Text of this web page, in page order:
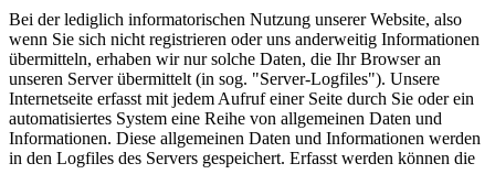
Bei der lediglich informatorischen Nutzung unserer Website, also
wenn Sie sich nicht registrieren oder uns anderweitig Informationen
übermitteln, erhaben wir nur solche Daten, die Ihr Browser an
unseren Server übermittelt (in sog. "Server-Logfiles"). Unsere
Internetseite erfasst mit jedem Aufruf einer Seite durch Sie oder ein
automatisiertes System eine Reihe von allgemeinen Daten und
Informationen. Diese allgemeinen Daten und Informationen werden
in den Logfiles des Servers gespeichert. Erfasst werden können die